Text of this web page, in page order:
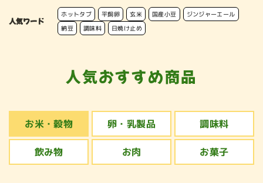
人気ワード
ホットタブ 平飼卵 玄米 国産小豆
ジンジャーエール
納豆
調味料 日焼け止め
人気おすすめ商品
お米・穀物 卵・乳製品 調味料
飲み物 お肉 お菓子